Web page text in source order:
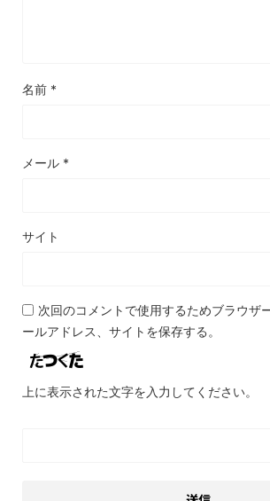
名前 *
メール *
サイト
次回のコメントで使用するためブラウザ
ールアドレス、サイトを保存する。
上に表示された文字を入力してください。